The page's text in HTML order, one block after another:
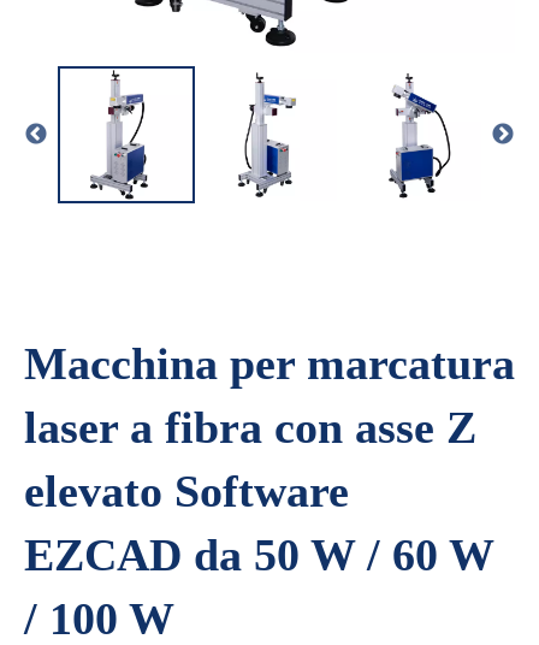
Macchina per marcatura
laser a fibra con asse Z
elevato Software
EZCAD da 50 W / 60 W
/ 100 W